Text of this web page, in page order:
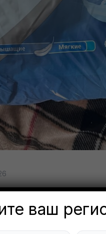
1. Пачка
L, новая,
ваш